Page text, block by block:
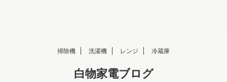
掃除機 洗濯機 レンジ 冷蔵庫
白物家電ブログ